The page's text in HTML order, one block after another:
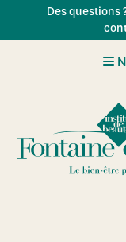
Skip to main content
Des questions